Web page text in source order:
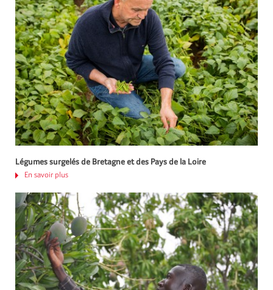
Légumes surgelés de Bretagne et des Pays de la Loire
En savoir plus